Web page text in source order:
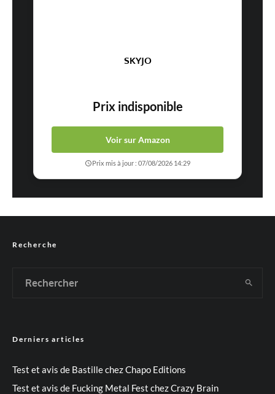
SKYJO
Prix indisponible
Voir sur Amazon
Prix mis à jour : 07/08/2026 14:29
Recherche
Derniers articles
Test et avis de Bastille chez Chapo Editions
Test et avis de Fucking Metal Fest chez Crazy Brain